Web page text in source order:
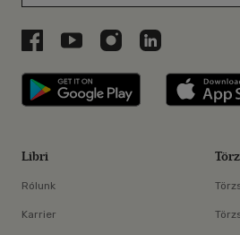
Libri a Facebookon
Libri a Youtube-on
Libri azLibri a
Libri
Libri
Rólunk
Karrier